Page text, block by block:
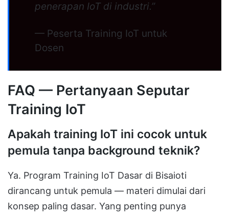
penerapan IoT di industri.”
— Peserta Training IoT untuk
Dosen
FAQ — Pertanyaan Seputar
Training IoT
Apakah training IoT ini cocok untuk
pemula tanpa background teknik?
Ya. Program Training IoT Dasar di Bisaioti
dirancang untuk pemula — materi dimulai dari
konsep paling dasar. Yang penting punya